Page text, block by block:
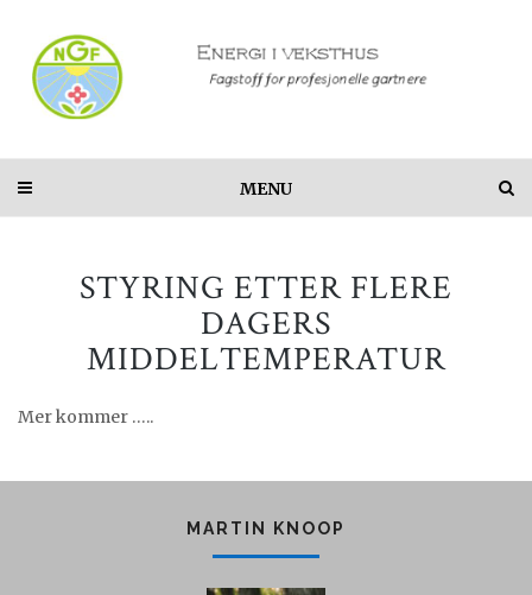
MENU
STYRING ETTER FLERE
DAGERS
MIDDELTEMPERATUR
Mer kommer …..
MARTIN KNOOP